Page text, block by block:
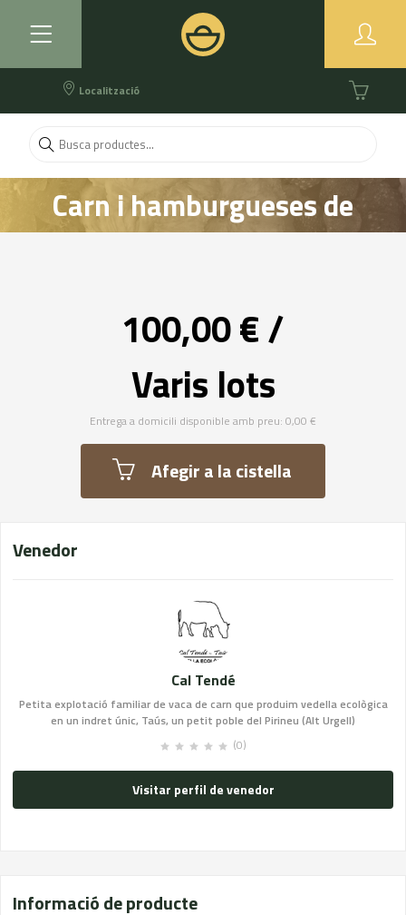
Localització
Carn i hamburgueses de
100,00 € /
Varis lots
Entrega a domicili disponible amb preu: 0,00 €
Afegir a la cistella
Venedor
Cal Tendé
Petita explotació familiar de vaca de carn que produim vedella ecològica
en un indret únic, Taús, un petit poble del Pirineu (Alt Urgell)
(0)
Visitar perfil de venedor
Informació de producte